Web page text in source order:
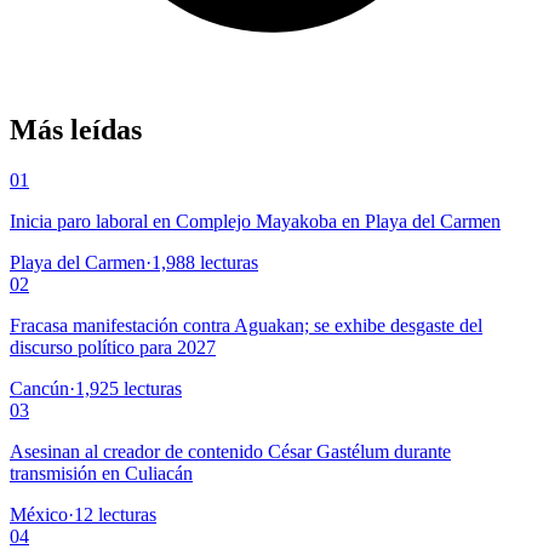
Más leídas
01
Inicia paro laboral en Complejo Mayakoba en Playa del Carmen
Playa del Carmen·1,988 lecturas
02
Fracasa manifestación contra Aguakan; se exhibe desgaste del
discurso político para 2027
Cancún·1,925 lecturas
03
Asesinan al creador de contenido César Gastélum durante
transmisión en Culiacán
México·12 lecturas
04